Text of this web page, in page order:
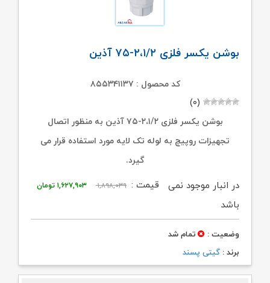
بوشن یکسر فلزی ۲،۱/۲-۷۵ آذین
کد محصول : ۸۵۵۳۴۱۱۳۷
(۰)
بوشن یکسر فلزی ۲،۱/۲-۷۵ آذین به منظور اتصال
تجهیزات روپیچ به لوله تک لایه مورد استفاده قرار می
گیرد.
قیمت : ۱,۸۹۸,۰۳۹
قیمت
۱,۸۹۸,۰۳۹ تومان
۱,۶۲۷,۹۰۳ تومان
۱,۶۲۷,۹۰۳
در انبار موجود نمی
باشد
وضعیت :
تمام شد
برند : گیتی پسند